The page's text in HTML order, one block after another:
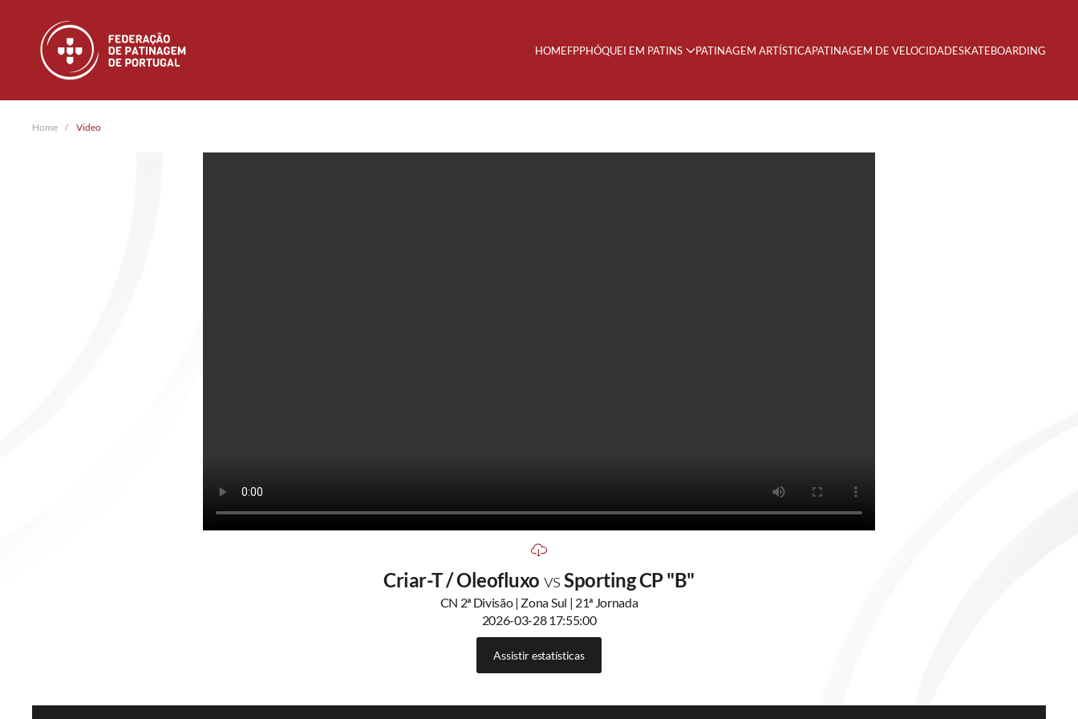
Skip to main content HOMEFPPHÓQUEI EM PATINS PATINAGEM ARTÍSTICAPATINAGEM DE VELOCIDADESKATEBOARDING
Home Video
Criar-T / Oleofluxo vsSporting CP "B"
CN 2ª Divisão | Zona Sul | 21ª Jornada
2026-03-28 17:55:00
Assistir estatísticas